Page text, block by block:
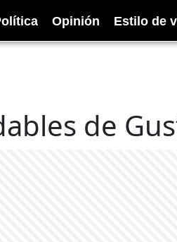
Opinión Estilo de
de